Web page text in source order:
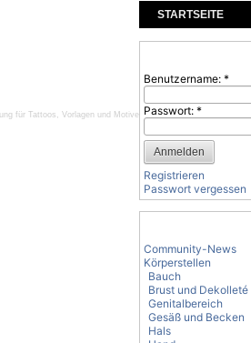
für Tattoos, Vorlagen und Motive
STARTSEITE
KOMMENTARE
Benutzername: *
Passwort: *
Registrieren
Passwort vergessen
Community-News
Körperstellen
Bauch
Brust und Dekolleté
Genitalbereich
Gesäß und Becken
Hals